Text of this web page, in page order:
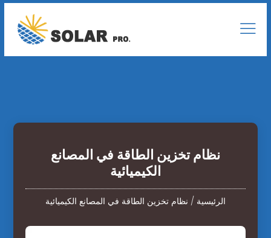
نظام تخزين الطاقة في المصانع
الكيميائية
الرئيسية / نظام تخزين الطاقة في المصانع الكيميائية